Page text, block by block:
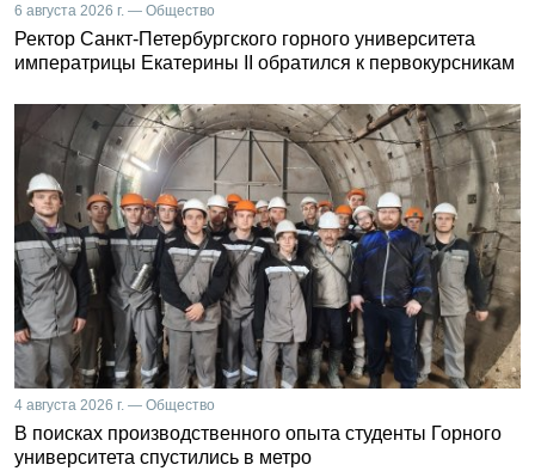
6 августа 2026 г. — Общество
Ректор Санкт-Петербургского горного университета
императрицы Екатерины II обратился к первокурсникам
4 августа 2026 г. — Общество
В поисках производственного опыта студенты Горного
университета спустились в метро